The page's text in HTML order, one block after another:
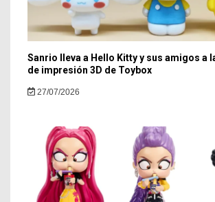
Sanrio lleva a Hello Kitty y sus amigos a
de impresión 3D de Toybox
27/07/2026